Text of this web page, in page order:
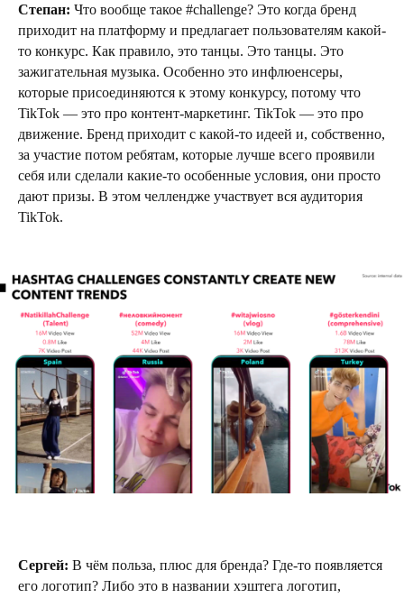
Степан: Что вообще такое #challenge? Это когда бренд
приходит на платформу и предлагает пользователям какой-
то конкурс. Как правило, это танцы. Это танцы. Это
зажигательная музыка. Особенно это инфлюенсеры,
которые присоединяются к этому конкурсу, потому что
TikTok — это про контент-маркетинг. TikTok — это про
движение. Бренд приходит с какой-то идеей и, собственно,
за участие потом ребятам, которые лучше всего проявили
себя или сделали какие-то особенные условия, они просто
дают призы. В этом челлендже участвует вся аудитория
TikTok.
Сергей: В чём польза, плюс для бренда? Где-то появляется
его логотип? Либо это в названии хэштега логотип,